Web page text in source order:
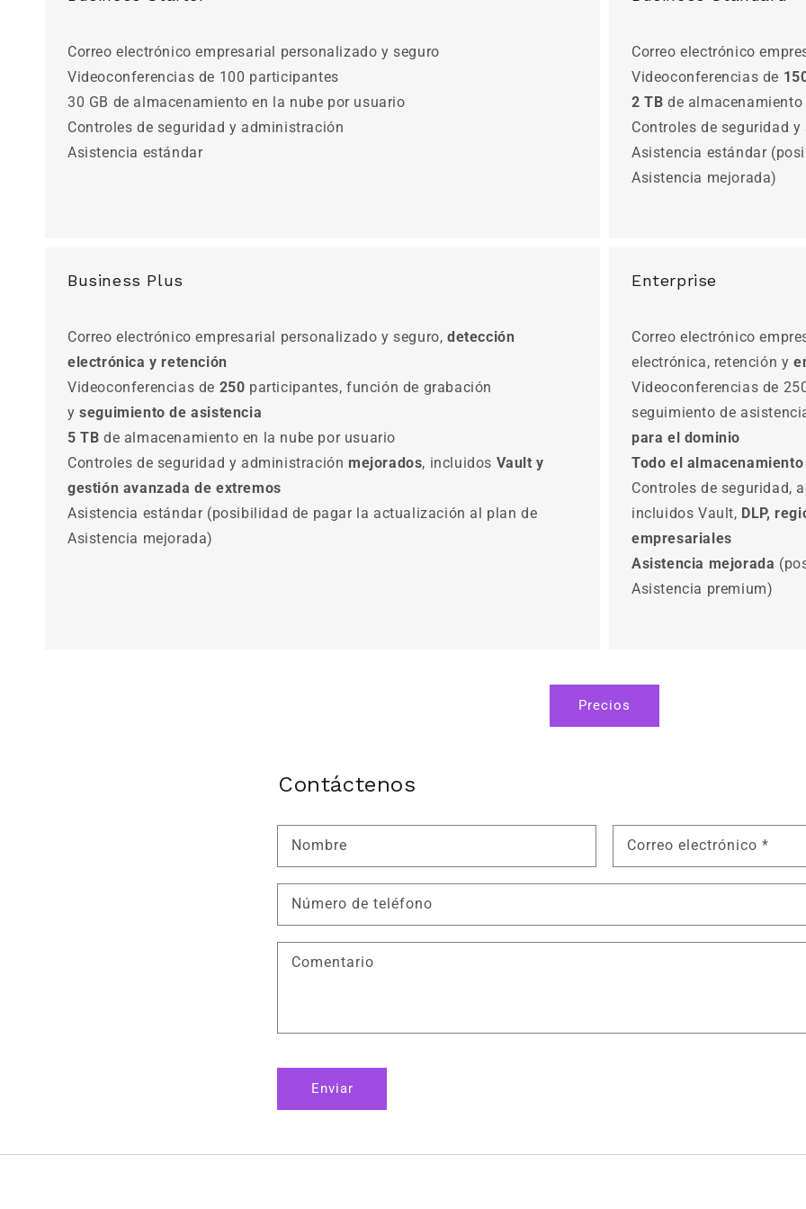
Correo electrónico empresarial personalizado y seguro
Videoconferencias de 100 participantes
30 GB de almacenamiento en la nube por usuario
Controles de seguridad y administración
Asistencia estándar
Correo electrónico
Videoconferencias de
2 TB de
Controles de seguridad
Asistencia estándar
Asistencia mejorada)
Business Plus
Correo electrónico empresarial personalizado y seguro, detección
electrónica y retención
Videoconferencias de 250 participantes, función de grabación
yseguimiento de asistencia
5 TB de almacenamiento en la nube por usuario
Controles de seguridad y administración mejorados, incluidos Vault y
gestión avanzada de extremos
Asistencia estándar (posibilidad de pagar la actualización al plan de
Asistencia mejorada)
Enterprise
Correo electrónico
electrónica, retención y
Videoconferencias de
seguimiento de
para el dominio
Todo el almacenamiento
Controles de seguridad,
incluidos Vault, DLP,
empresariales
Asistencia mejorada
Asistencia premium)
Precios
Contáctenos
Nombre Correo electrónico *
Número de teléfono
Comentario
Enviar